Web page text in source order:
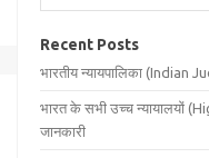
Recent Posts
भारतीय न्यायपालिका (Indian
भारत के सभी उच्च न्यायालयों
जानकारी